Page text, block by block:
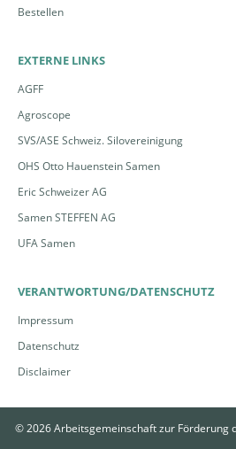
Turmfalke im Rüttelflug | ©
Iltis | © Pixabay, G.Wietschorke
Bestellen
EXTERNE LINKS
AGFF
Agroscope
SVS/ASE Schweiz. Silovereinigung
OHS Otto Hauenstein Samen
Eric Schweizer AG
Samen STEFFEN AG
UFA Samen
VERANTWORTUNG/DATENSCHUTZ
Impressum
Datenschutz
Disclaimer
© 2026 Arbeitsgemeinschaft zur Förderung